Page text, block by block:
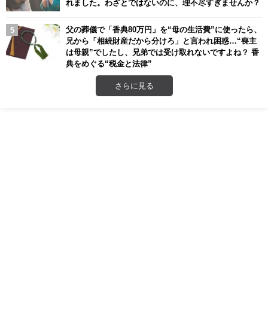
れました。わざとではないのに、理不尽すぎませんか？
父の葬儀で「香典80万円」を“母の生活費”に使ったら、
兄から「相続財産だから分けろ」と言われ困惑…“喪主
は母親”でしたし、兄弟では受け取れないですよね？ 香
典をめぐる“税金と法律”
さらに見る